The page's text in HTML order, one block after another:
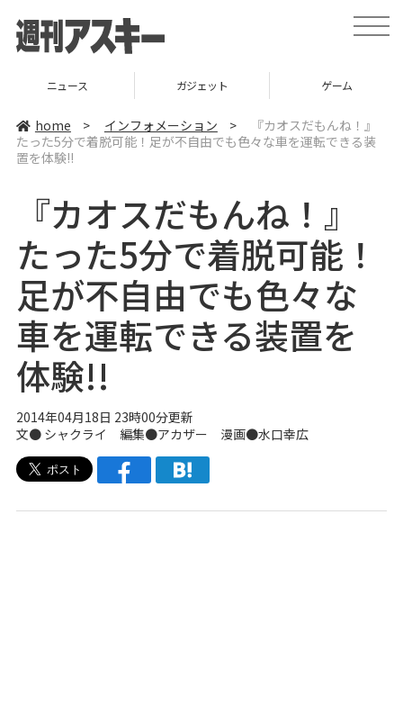
t
o
i
ニュース ガジェット ゲーム
home > インフォメーション >
『カオスだもんね！』
たった5分で着脱可能！足が不自由でも色々な車を運転できる装
置を体験!!
『カオスだもんね！』
たった5分で着脱可能！
足が不自由でも色々な
車を運転できる装置を
体験!!
2014年04月18日 23時00分更新
文● シャクライ 編集●アカザー 漫画●水口幸広